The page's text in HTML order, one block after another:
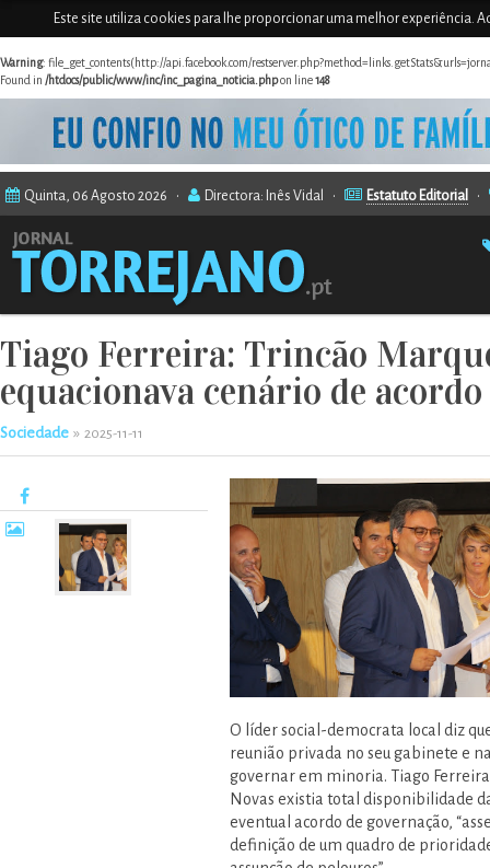
Este site utiliza cookies para lhe proporcionar uma melhor experiência.
Warning: file_get_contents(http://api.facebook.com/
Found in /htdocs/public/www/inc/inc_pagina_noticia.phpon line148
Quinta, 06 Agosto 2026 • Directora: Inês Vidal • Estatuto Editorial •
Tiago Ferreira: Trincão
equacionava cenário de
Sociedade » 2025-11-11
O líder social-democrata local diz
reunião privada no seu gabinete e
governar em minoria. Tiago
Novas existia total disponibilidade
eventual acordo de governação,
definição de um quadro de